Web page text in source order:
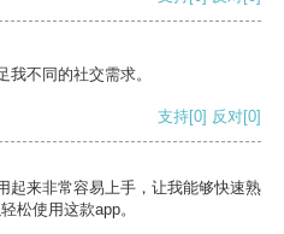
不同的社交需求。
支持[0] 反对[0]
起来非常容易上手，让我能够快速熟
松使用这款app。